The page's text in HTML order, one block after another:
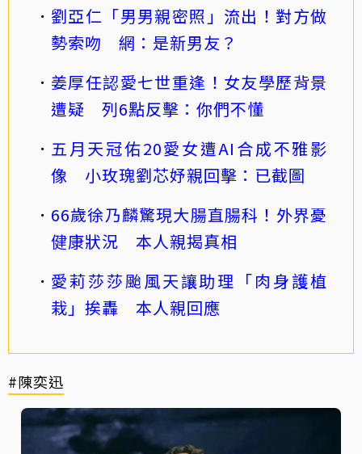
劉亞仁「男男親密照」流出！對方做
勢索吻 網：是新男友？
姜厚任認愛七世重逢！女友學歷背景
遭疑 列6點反擊：你們不懂
五月天冠佑20愛女遭AI合成不雅影
像 小玫瑰劉芯妤親回擊：已截圖
66歲徐乃麟驚現大腸直腸科！外界憂
健康狀況 本人親揭真相
愛莉莎莎颱風天讓助理「肉身護植
栽」挨轟 本人親回應
#陳奕迅